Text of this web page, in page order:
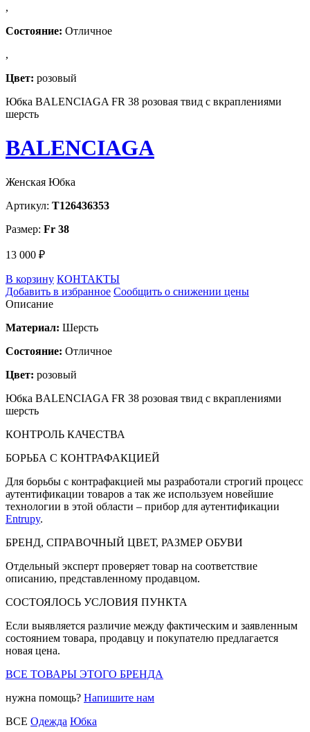
,
Состояние: Отличное
,
Цвет: розовый
Юбка BALENCIAGA FR 38 розовая твид с вкраплениями
шерсть
BALENCIAGA
Женская Юбка
Артикул: T126436353
Размер: Fr 38
13 000 ₽
В корзину КОНТАКТЫ
Добавить в избранное Сообщить о снижении цены
Описание
Материал: Шерсть
Состояние: Отличное
Цвет: розовый
Юбка BALENCIAGA FR 38 розовая твид с вкраплениями
шерсть
КОНТРОЛЬ КАЧЕСТВА
БОРЬБА С КОНТРАФАКЦИЕЙ
Для борьбы с контрафакцией мы разработали строгий процесс
аутентификации товаров а так же используем новейшие
технологии в этой области – прибор для аутентификации
Entrupy.
БРЕНД, СПРАВОЧНЫЙ ЦВЕТ, РАЗМЕР ОБУВИ
Отдельный эксперт проверяет товар на соответствие
описанию, представленному продавцом.
СОСТОЯЛОСЬ УСЛОВИЯ ПУНКТА
Если выявляется различие между фактическим и заявленным
состоянием товара, продавцу и покупателю предлагается
новая цена.
ВСЕ ТОВАРЫ ЭТОГО БРЕНДА
нужна помощь? Напишите нам
ВСЕ Одежда Юбка